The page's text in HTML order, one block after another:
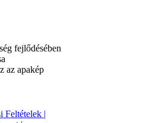
fejlődésében
az apakép
Feltételek |